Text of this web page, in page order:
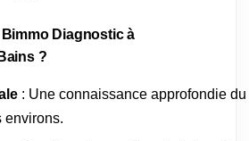
Diagnostic à
?
: Une connaissance approfondie
environs.